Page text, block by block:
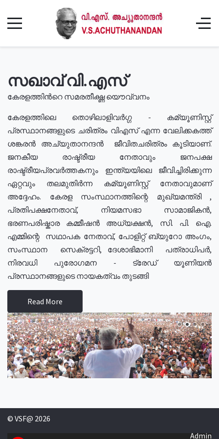
സഖാവ് വി.എസ്
കേരളത്തിൻറെ സമരതീക്ഷ്ണ യൌവ്വനം
കേരളത്തിലെ തൊഴിലാളിവർഗ്ഗ - കമ്യൂണിസ്റ്റ്
പ്രസ്ഥാനങ്ങളുടെ ചരിത്രം വിഎസ് എന്ന വേലിക്കകത്ത്
ശങ്കരൻ അച്യുതാനന്ദൻ ജീവിതചരിത്രം കൂടിയാണ്.
ജനകീയ രാഷ്ട്രീയ നേതാവും ജനപക്ഷ
രാഷ്ട്രീയപ്രവർത്തകനും ഇന്ത്യയിലെ ജീവിച്ചിരിക്കുന്ന
ഏറ്റവും തലമുതിർന്ന കമ്യൂണിസ്റ്റ് നേതാവുമാണ്
അദ്ദേഹം. കേരള സംസ്ഥാനത്തിന്റെ മുഖ്യമന്ത്രി ,
പ്രതിപക്ഷനേതാവ്, നിയമസഭാ സാമാജികൻ,
ഭരണപരിഷ്കാര കമ്മീഷൻ അധ്യക്ഷൻ, സി. പി. ഐ.
എമ്മിന്റെ സഥാപക നേതാവ്, പോളിറ്റ് ബ്യുറോ അംഗം,
സംസ്ഥാന സെക്രട്ടറി, ദേശാഭിമാനി പത്രാധിപർ,
നിരവധി പുരോഗമന - ട്രേഡ് യൂണിയൻ
പ്രസ്ഥാനങ്ങളുടെ നായകത്വം തുടങ്ങി
Read More
© VSF@ 2026
Admin